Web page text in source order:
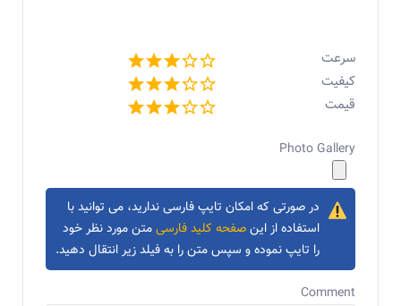
سرعت
کیفیت
قیمت
Photo Gallery
در صورتی که امکان تایپ فارسی ندارید، می توانید با
استفاده از اینصفحه کلید فارسیمتن مورد نظر خود
را تایپ نموده و سپس متن را به فیلد زیر انتقال دهید.
Comment